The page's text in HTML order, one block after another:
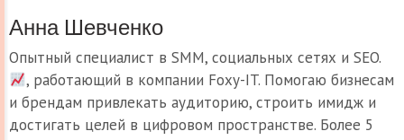
Анна Шевченко
Опытный специалист в SMM, социальных сетях и SEO.
, работающий в компании Foxy-IT. Помогаю бизнесам
и брендам привлекать аудиторию, строить имидж и
достигать целей в цифровом пространстве. Более 5